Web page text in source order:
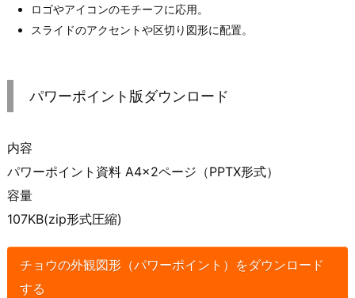
ロゴやアイコンのモチーフに応用。
スライドのアクセントや区切り図形に配置。
パワーポイント版ダウンロード
内容
パワーポイント資料 A4×2ページ（PPTX形式）
容量
107KB(zip形式圧縮)
チョウの外観図形（パワーポイント）をダウンロード
する